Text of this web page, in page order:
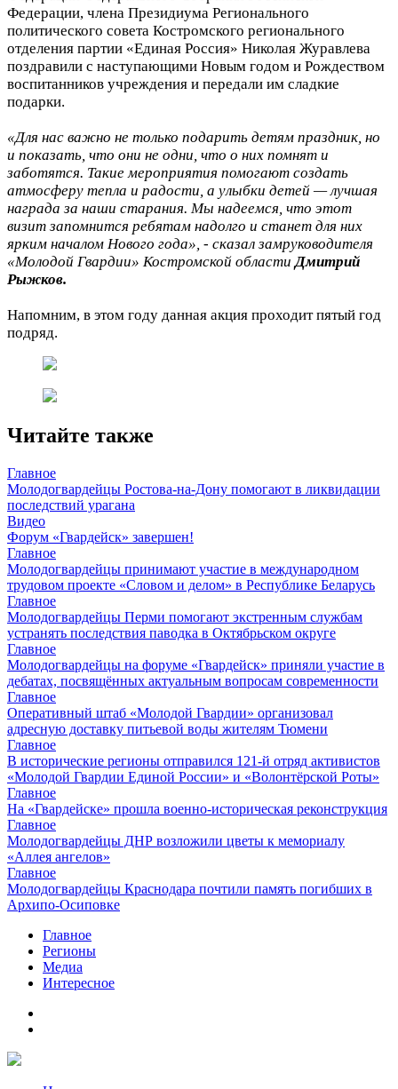
Федерации, члена Президиума Регионального
политического совета Костромского регионального
отделения партии «Единая Россия» Николая Журавлева
поздравили с наступающими Новым годом и Рождеством
воспитанников учреждения и передали им сладкие
подарки.
«Для нас важно не только подарить детям праздник, но
и показать, что они не одни, что о них помнят и
заботятся. Такие мероприятия помогают создать
атмосферу тепла и радости, а улыбки детей — лучшая
награда за наши старания. Мы надеемся, что этот
визит запомнится ребятам надолго и станет для них
ярким началом Нового года», - сказал замруководителя
«Молодой Гвардии» Костромской областиДмитрий
Рыжков.
Напомним, в этом году данная акция проходит пятый год
подряд.
Читайте также
Главное
Молодогвардейцы Ростова-на-Дону помогают в ликвидации
последствий урагана
Видео
Форум «Гвардейск» завершен!
Главное
Молодогвардейцы принимают участие в международном
трудовом проекте «Словом и делом» в Республике Беларусь
Главное
Молодогвардейцы Перми помогают экстренным службам
устранять последствия паводка в Октябрьском округе
Главное
Молодогвардейцы на форуме «Гвардейск» приняли участие в
дебатах, посвящённых актуальным вопросам современности
Главное
Оперативный штаб «Молодой Гвардии» организовал
адресную доставку питьевой воды жителям Тюмени
Главное
В исторические регионы отправился 121-й отряд активистов
«Молодой Гвардии Единой России» и «Волонтёрской Роты»
Главное
На «Гвардейске» прошла военно-историческая реконструкция
Главное
Молодогвардейцы ДНР возложили цветы к мемориалу
«Аллея ангелов»
Главное
Молодогвардейцы Краснодара почтили память погибших в
Архипо-Осиповке
Главное
Регионы
Медиа
Интересное